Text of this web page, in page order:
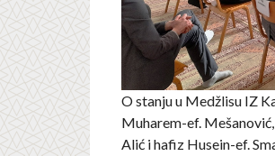
O stanju u Medžlisu IZ
Muharem-ef.
Alić i hafiz Husein-ef.